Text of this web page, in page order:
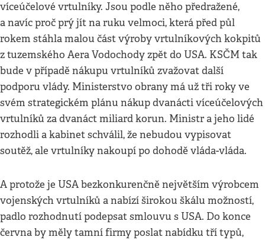
víceúčelové vrtulníky. Jsou podle něho předražené,
a navíc proč prý jít na ruku velmoci, která před půl
rokem stáhla malou část výroby vrtulníkových kokpitů
z tuzemského Aera Vodochody zpět do USA. KSČM tak
bude v případě nákupu vrtulníků zvažovat další
podporu vlády. Ministerstvo obrany má už tři roky ve
svém strategickém plánu nákup dvanácti víceúčelových
vrtulníků za dvanáct miliard korun. Ministr a jeho lidé
rozhodli a kabinet schválil, že nebudou vypisovat
soutěž, ale vrtulníky nakoupí po dohodě vláda-vláda.
A protože je USA bezkonkurenčně největším výrobcem
vojenských vrtulníků a nabízí širokou škálu možností,
padlo rozhodnutí podepsat smlouvu s USA. Do konce
června by měly tamní firmy poslat nabídku tří typů,